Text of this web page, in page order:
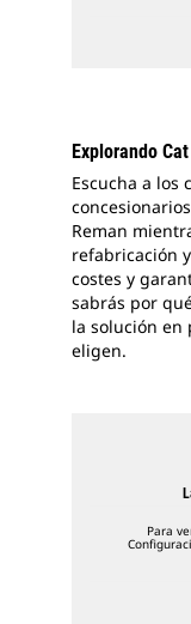
Explorando
Escucha a los
Reman
refabricación
costes y
sabrás por
la solución en
eligen.
Para